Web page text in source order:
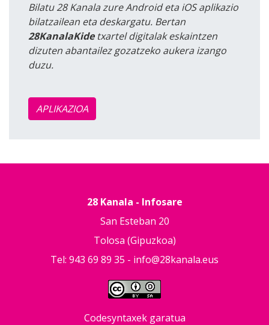
Bilatu 28 Kanala zure Android eta iOS aplikazio
bilatzailean eta deskargatu. Bertan
28KanalaKidetxartel digitalak eskaintzen
dizuten abantailez gozatzeko aukera izango
duzu.
APLIKAZIOA
28 Kanala - Infosare
San Esteban 20
Tolosa (Gipuzkoa)
Tel: 943 69 89 35 - info@28kanala.eus
Codesyntaxek garatua